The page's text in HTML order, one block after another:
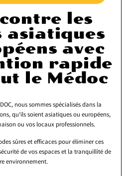
les
asiatiques
avec
rapide
le Médoc
nous sommes spécialisés dans la
qu’ils soient asiatiques ou européens,
ou vos locaux professionnels.
sûres et efficaces pour éliminer ces
de vos espaces et la tranquillité de
environnement.